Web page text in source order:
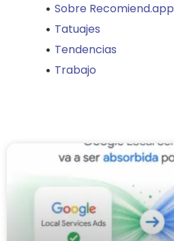
Sobre Recomiend.app
Tatuajes
Tendencias
Trabajo